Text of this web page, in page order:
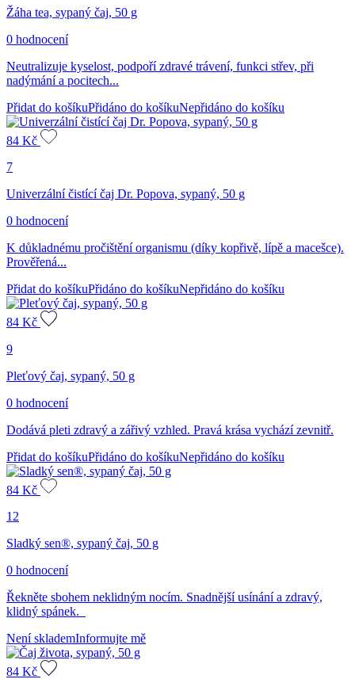
Žáha tea, sypaný čaj, 50 g
0 hodnocení
Neutralizuje kyselost, podpoří zdravé trávení, funkci střev, při
nadýmání a pocitech...
Přidat do košíkuPřidáno do košíkuNepřidáno do košíku
84 Kč
7
Univerzální čistící čaj Dr. Popova, sypaný, 50 g
0 hodnocení
K důkladnému pročištění organismu (díky kopřivě, lípě a macešce).
Prověřená...
Přidat do košíkuPřidáno do košíkuNepřidáno do košíku
84 Kč
9
Pleťový čaj, sypaný, 50 g
0 hodnocení
Dodává pleti zdravý a zářivý vzhled. Pravá krása vychází zevnitř.
Přidat do košíkuPřidáno do košíkuNepřidáno do košíku
84 Kč
12
Sladký sen®, sypaný čaj, 50 g
0 hodnocení
Řekněte sbohem neklidným nocím. Snadnější usínání a zdravý,
klidný spánek.
Není sklademInformujte mě
84 Kč